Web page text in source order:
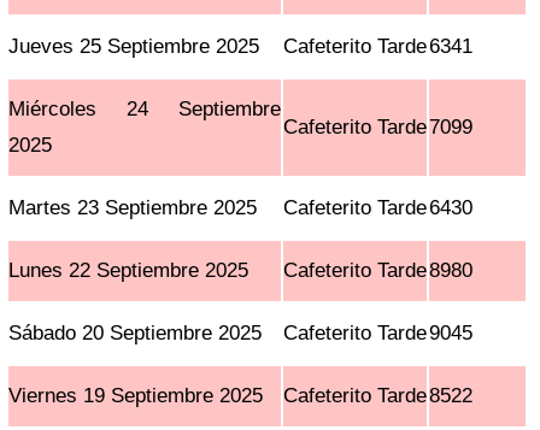
Jueves 25 Septiembre 2025 Cafeterito Tarde6341
Miércoles 24 Septiembre
2025
Cafeterito Tarde7099
Martes 23 Septiembre 2025 Cafeterito Tarde6430
Lunes 22 Septiembre 2025 Cafeterito Tarde8980
Sábado 20 Septiembre 2025 Cafeterito Tarde9045
Viernes 19 Septiembre 2025 Cafeterito Tarde8522